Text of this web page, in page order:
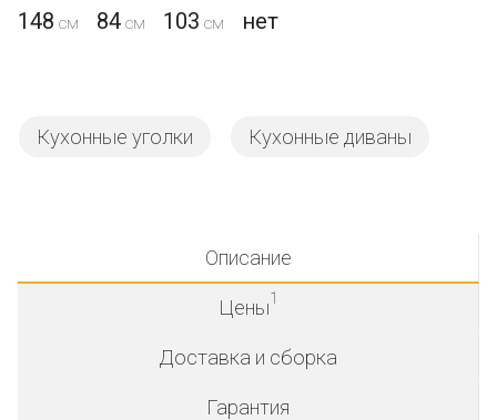
148 84 103 нет
Кухонные уголки Кухонные диваны
Описание
Цены1
Доставка и сборка
Гарантия